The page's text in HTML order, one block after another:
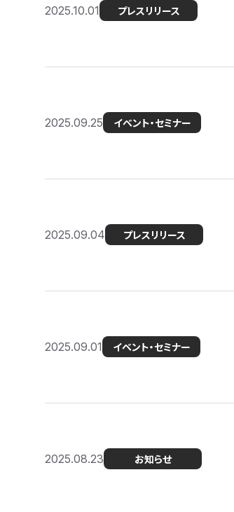
2025.10.01 プレスリリース
2025.09.25 イベント・セミナー
2025.09.04 プレスリリース
2025.09.01 イベント・セミナー
2025.08.23 お知らせ